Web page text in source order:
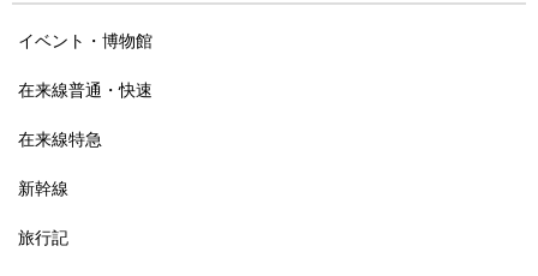
イベント・博物館
在来線普通・快速
在来線特急
新幹線
旅行記